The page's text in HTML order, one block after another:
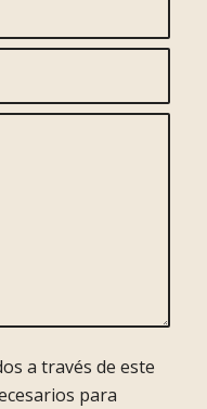
a través de este
para